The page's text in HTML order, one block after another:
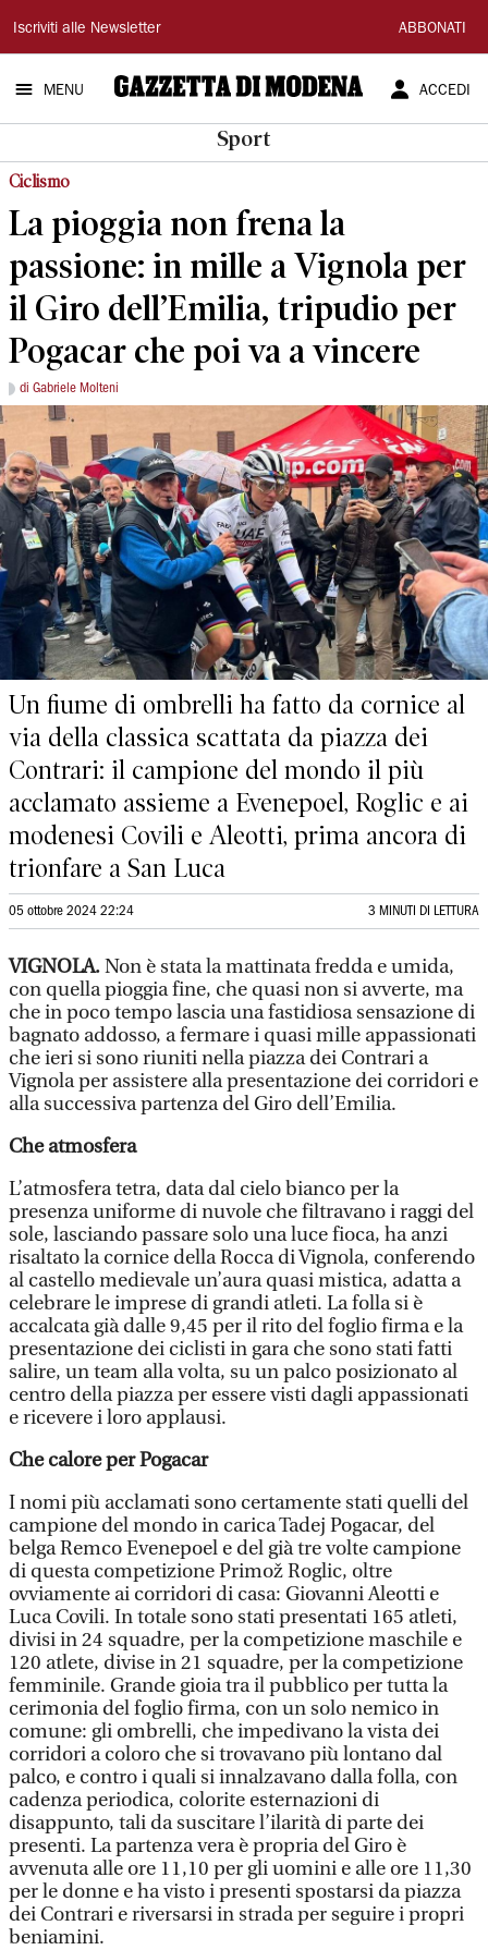
Gazzetta
di
Modena
Iscriviti alle Newsletter ABBONATI
MENU ACCEDI
Sport
Ciclismo
La pioggia non frena la
passione: in mille a Vignola per
il Giro dell’Emilia, tripudio per
Pogacar che poi va a vincere
di Gabriele Molteni
Un fiume di ombrelli ha fatto da cornice al
via della classica scattata da piazza dei
Contrari: il campione del mondo il più
acclamato assieme a Evenepoel, Roglic e ai
modenesi Covili e Aleotti, prima ancora di
trionfare a San Luca
05 ottobre 2024 22:24 3 MINUTI DI LETTURA
VIGNOLA.Non è stata la mattinata fredda e umida,
con quella pioggia fine, che quasi non si avverte, ma
che in poco tempo lascia una fastidiosa sensazione di
bagnato addosso, a fermare i quasi mille appassionati
che ieri si sono riuniti nella piazza dei Contrari a
Vignola per assistere alla presentazione dei corridori e
alla successiva partenza del Giro dell’Emilia.
Che atmosfera
L’atmosfera tetra, data dal cielo bianco per la
presenza uniforme di nuvole che filtravano i raggi del
sole, lasciando passare solo una luce fioca, ha anzi
risaltato la cornice della Rocca di Vignola, conferendo
al castello medievale un’aura quasi mistica, adatta a
celebrare le imprese di grandi atleti. La folla si è
accalcata già dalle 9,45 per il rito del foglio firma e la
presentazione dei ciclisti in gara che sono stati fatti
salire, un team alla volta, su un palco posizionato al
centro della piazza per essere visti dagli appassionati
e ricevere i loro applausi.
Che calore per Pogacar
I nomi più acclamati sono certamente stati quelli del
campione del mondo in carica Tadej Pogacar, del
belga Remco Evenepoel e del già tre volte campione
di questa competizione Primož Roglic, oltre
ovviamente ai corridori di casa: Giovanni Aleotti e
Luca Covili. In totale sono stati presentati 165 atleti,
divisi in 24 squadre, per la competizione maschile e
120 atlete, divise in 21 squadre, per la competizione
femminile. Grande gioia tra il pubblico per tutta la
cerimonia del foglio firma, con un solo nemico in
comune: gli ombrelli, che impedivano la vista dei
corridori a coloro che si trovavano più lontano dal
palco, e contro i quali si innalzavano dalla folla, con
cadenza periodica, colorite esternazioni di
disappunto, tali da suscitare l’ilarità di parte dei
presenti. La partenza vera è propria del Giro è
avvenuta alle ore 11,10 per gli uomini e alle ore 11,30
per le donne e ha visto i presenti spostarsi da piazza
dei Contrari e riversarsi in strada per seguire i propri
beniamini.